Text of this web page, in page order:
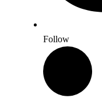
Follow